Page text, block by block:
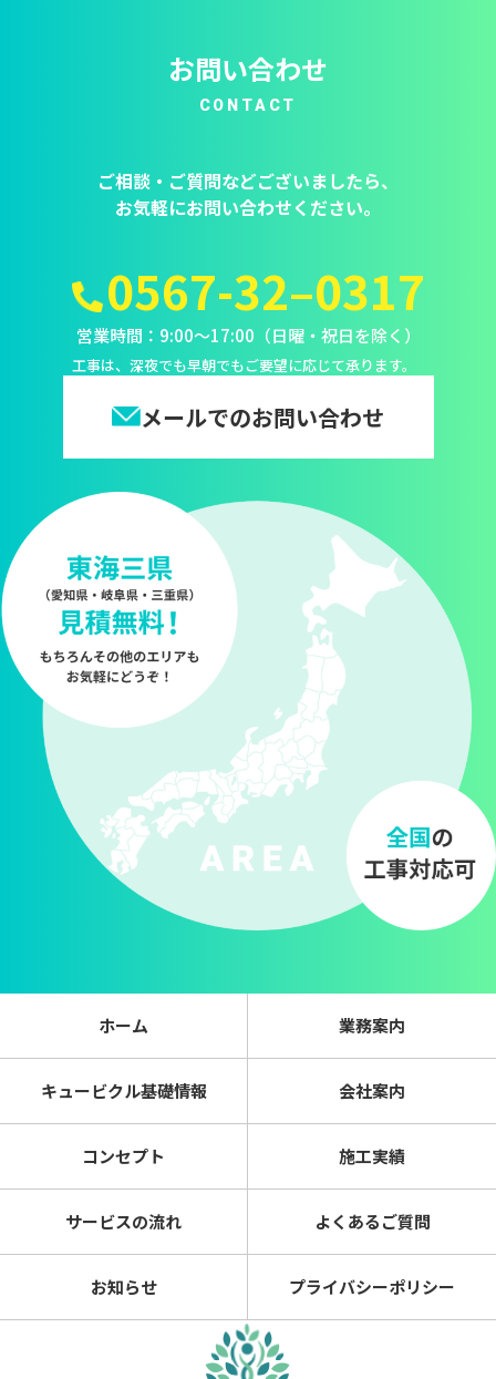
お問い合わせ
CONTACT
ご相談・ご質問などございましたら、
お気軽にお問い合わせください。
0567-32–0317
営業時間：9:00～17:00（日曜・祝日を除く）
工事は、深夜でも早朝でもご要望に応じて承ります。
メールでのお問い合わせ
ホーム 業務案内
キュービクル基礎情報 会社案内
コンセプト 施工実績
サービスの流れ よくあるご質問
お知らせ プライバシーポリシー